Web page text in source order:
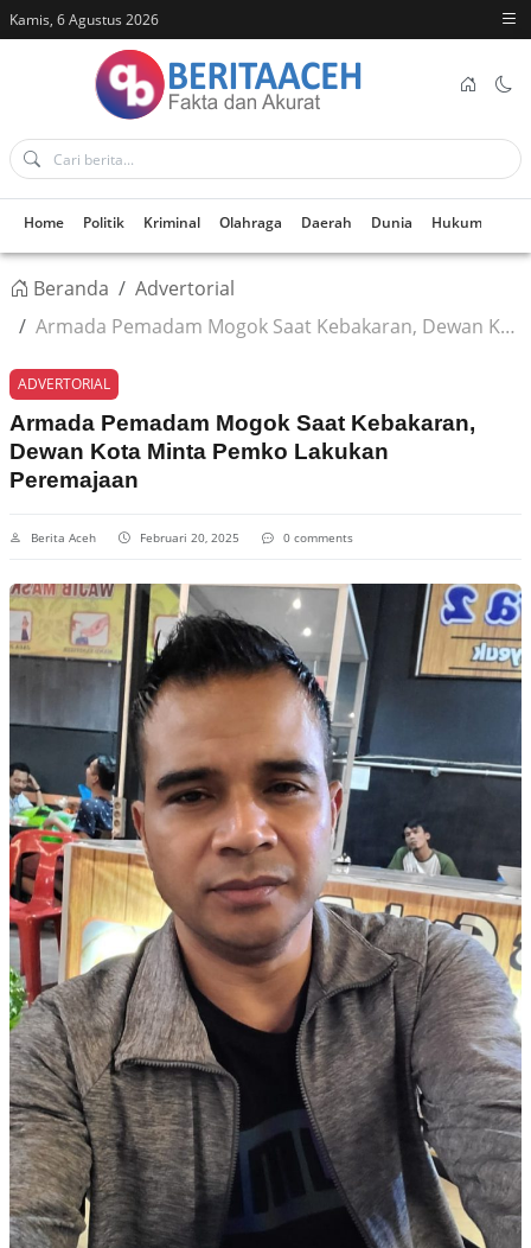
Kamis, 6 Agustus 2026
Home Politik Kriminal Olahraga Daerah Dunia Hukum
Beranda
Advertorial
Armada Pemadam Mogok Saat Kebakaran, Dewan Kota Minta Pemko Lakukan Peremajaan
ADVERTORIAL
Armada Pemadam Mogok Saat Kebakaran,
Dewan Kota Minta Pemko Lakukan
Peremajaan
Berita Aceh Februari 20, 2025 0 comments